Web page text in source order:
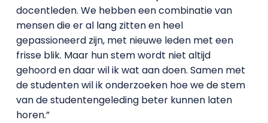
docentleden. We hebben een combinatie van
mensen die er al lang zitten en heel
gepassioneerd zijn, met nieuwe leden met een
frisse blik. Maar hun stem wordt niet altijd
gehoord en daar wil ik wat aan doen. Samen met
de studenten wil ik onderzoeken hoe we de stem
van de studentengeleding beter kunnen laten
horen.”